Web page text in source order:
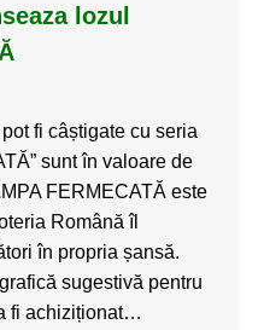
lozul
fi câștigate cu seria
sunt în valoare de
FERMECATĂ este
Română îl
în propria șansă.
sugestivă pentru
fi achiziționat…